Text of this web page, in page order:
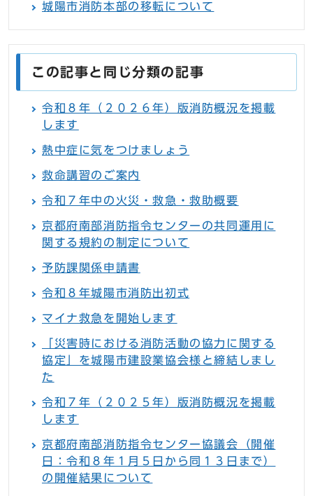
城陽市消防本部の移転について
この記事と同じ分類の記事
令和８年（２０２６年）版消防概況を掲載
します
熱中症に気をつけましょう
救命講習のご案内
令和７年中の火災・救急・救助概要
京都府南部消防指令センターの共同運用に
関する規約の制定について
予防課関係申請書
令和８年城陽市消防出初式
マイナ救急を開始します
「災害時における消防活動の協力に関する
協定」を城陽市建設業協会様と締結しまし
た
令和７年（２０２５年）版消防概況を掲載
します
京都府南部消防指令センター協議会（開催
日：令和８年１月５日から同１３日まで）
の開催結果について